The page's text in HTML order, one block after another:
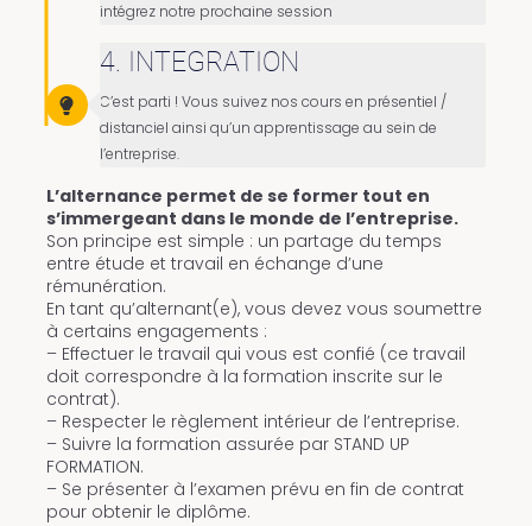
intégrez notre prochaine session
4. INTEGRATION
C’est parti ! Vous suivez nos cours en présentiel /
distanciel ainsi qu’un apprentissage au sein de
l’entreprise.
L’alternance permet de se former tout en
s’immergeant dans le monde de l’entreprise.
Son principe est simple : un partage du temps
entre étude et travail en échange d’une
rémunération.
En tant qu’alternant(e), vous devez vous soumettre
à certains engagements :
– Effectuer le travail qui vous est confié (ce travail
doit correspondre à la formation inscrite sur le
contrat).
– Respecter le règlement intérieur de l’entreprise.
– Suivre la formation assurée par STAND UP
FORMATION.
– Se présenter à l’examen prévu en fin de contrat
pour obtenir le diplôme.